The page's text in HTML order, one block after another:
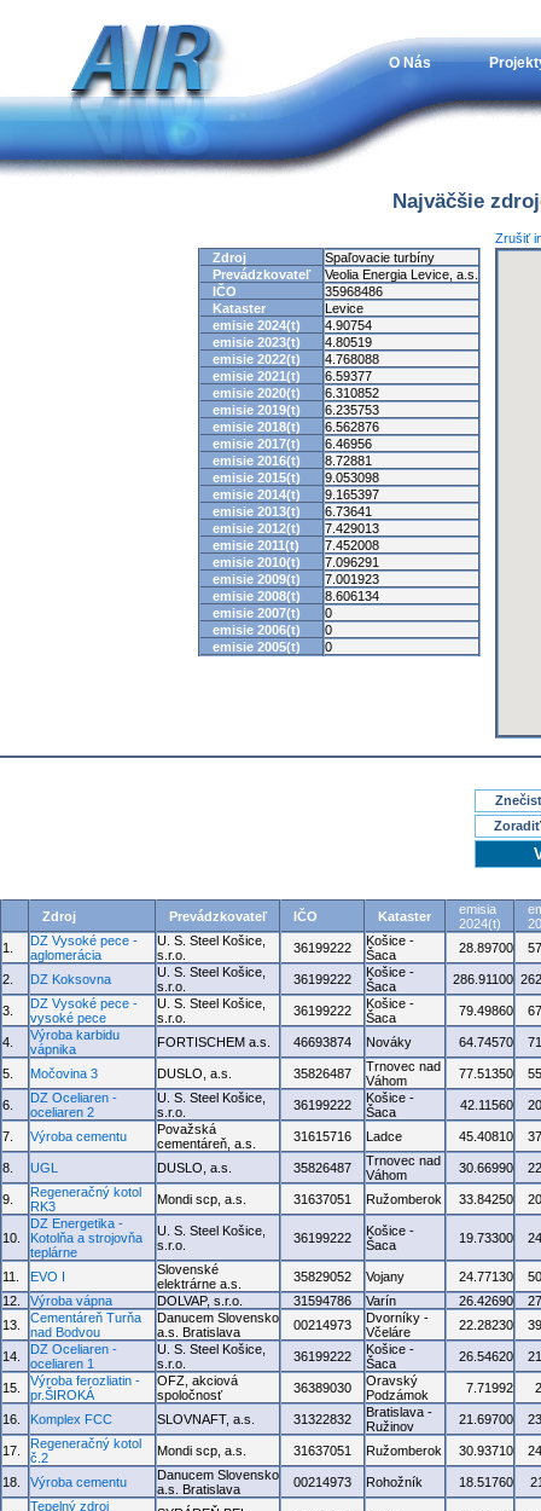
O Nás
Najväčšie
Zrušiť
Zdroj
Spaľovacie turbíny
Prevádzkovateľ
Veolia Energia Levice, a.s.
IČO
35968486
Kataster
Levice
emisie 2024(t)
4.90754
emisie 2023(t)
4.80519
emisie 2022(t)
4.768088
emisie 2021(t)
6.59377
emisie 2020(t)
6.310852
emisie 2019(t)
6.235753
emisie 2018(t)
6.562876
emisie 2017(t)
6.46956
emisie 2016(t)
8.72881
emisie 2015(t)
9.053098
emisie 2014(t)
9.165397
emisie 2013(t)
6.73641
emisie 2012(t)
7.429013
emisie 2011(t)
7.452008
emisie 2010(t)
7.096291
emisie 2009(t)
7.001923
emisie 2008(t)
8.606134
emisie 2007(t)
0
emisie 2006(t)
0
emisie 2005(t)
0
Zdroj Prevádzkovateľ IČO Kataster
emisia
2024(t)
1.
DZ Vysoké pece -
aglomerácia
U. S. Steel Košice,
s.r.o.
36199222
Košice -
Šaca
28.89700
2. DZ Koksovna
U. S. Steel Košice,
s.r.o.
36199222
Košice -
Šaca
286.91100
3.
DZ Vysoké pece -
vysoké pece
U. S. Steel Košice,
s.r.o.
36199222
Košice -
Šaca
79.49860
4.
Výroba karbidu
vápnika
FORTISCHEM a.s. 46693874 Nováky 64.74570
5. Močovina 3 DUSLO, a.s. 35826487
Trnovec nad
Váhom
77.51350
6.
DZ Oceliaren -
oceliaren 2
U. S. Steel Košice,
s.r.o.
36199222
Košice -
Šaca
42.11560
7. Výroba cementu
Považská
cementáreň, a.s.
31615716 Ladce 45.40810
8. UGL DUSLO, a.s. 35826487
Trnovec nad
Váhom
30.66990
9.
Regeneračný kotol
RK3
Mondi scp, a.s. 31637051 Ružomberok 33.84250
10.
DZ Energetika -
Kotolňa a strojovňa
teplárne
U. S. Steel Košice,
s.r.o.
36199222
Košice -
Šaca
19.73300
11. EVO I
Slovenské
elektrárne a.s.
35829052 Vojany 24.77130
12.
Výroba vápna DOLVAP, s.r.o. 31594786 Varín 26.42690
13.
Cementáreň Turňa
nad Bodvou
Danucem Slovensko
a.s. Bratislava
00214973
Dvorníky -
Včeláre
22.28230
14.
DZ Oceliaren -
oceliaren 1
U. S. Steel Košice,
s.r.o.
36199222
Košice -
Šaca
26.54620
15.
Výroba ferozliatin -
pr.ŠIROKÁ
OFZ, akciová
spoločnosť
36389030
Oravský
Podzámok
7.71992
16. Komplex FCC SLOVNAFT, a.s. 31322832
Bratislava -
Ružinov
21.69700
17.
Regeneračný kotol
č.2
Mondi scp, a.s. 31637051 Ružomberok 30.93710
18. Výroba cementu
Danucem Slovensko
a.s. Bratislava
00214973 Rohožník 18.51760
Tepelný zdroj